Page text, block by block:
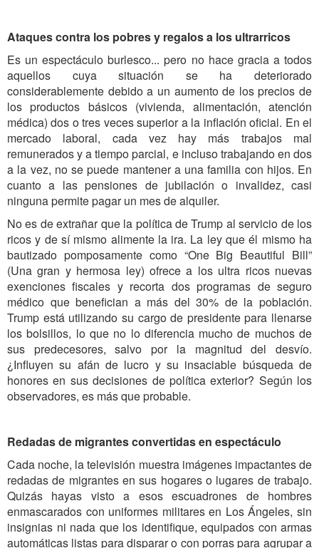
Ataques contra los pobres y regalos a los ultrarricos
Es un espectáculo burlesco... pero no hace gracia a todos
aquellos cuya situación se ha deteriorado
considerablemente debido a un aumento de los precios de
los productos básicos (vivienda, alimentación, atención
médica) dos o tres veces superior a la inflación oficial. En el
mercado laboral, cada vez hay más trabajos mal
remunerados y a tiempo parcial, e incluso trabajando en dos
a la vez, no se puede mantener a una familia con hijos. En
cuanto a las pensiones de jubilación o invalidez, casi
ninguna permite pagar un mes de alquiler.
No es de extrañar que la política de Trump al servicio de los
ricos y de sí mismo alimente la ira. La ley que él mismo ha
bautizado pomposamente como “One Big Beautiful Bill”
(Una gran y hermosa ley) ofrece a los ultra ricos nuevas
exenciones fiscales y recorta dos programas de seguro
médico que benefician a más del 30% de la población.
Trump está utilizando su cargo de presidente para llenarse
los bolsillos, lo que no lo diferencia mucho de muchos de
sus predecesores, salvo por la magnitud del desvío.
¿Influyen su afán de lucro y su insaciable búsqueda de
honores en sus decisiones de política exterior? Según los
observadores, es más que probable.
Redadas de migrantes convertidas en espectáculo
Cada noche, la televisión muestra imágenes impactantes de
redadas de migrantes en sus hogares o lugares de trabajo.
Quizás hayas visto a esos escuadrones de hombres
enmascarados con uniformes militares en Los Ángeles, sin
insignias ni nada que los identifique, equipados con armas
automáticas listas para disparar o con porras para agrupar a